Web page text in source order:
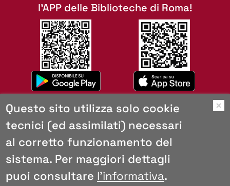
l'APP delle Biblioteche di Roma!
Mappa del sito
Copyright
Browser consigliati
Questo sito utilizza solo cookie
tecnici (ed assimilati) necessari
al corretto funzionamento del
sistema. Per maggiori dettagli
puoi consultare l'informativa.